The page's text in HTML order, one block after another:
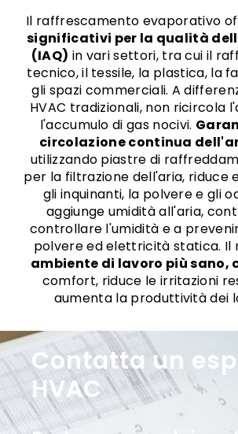
Il raffrescamento evaporativo
significativi per la qualità
(IAQ) in vari settori, tra cui il
tecnico, il tessile, la plastica, la
gli spazi commerciali. A
HVAC tradizionali, non ricircola
l'accumulo di gas nocivi.
circolazione continua
utilizzando piastre di
per la filtrazione dell'aria, riduce
gli inquinanti, la polvere e gli
aggiunge umidità all'aria,
controllare l'umidità e a
polvere ed elettricità statica. Il
ambiente di lavoro più sano,
comfort, riduce le irritazioni
aumenta la produttività dei
Contatta un
HVAC